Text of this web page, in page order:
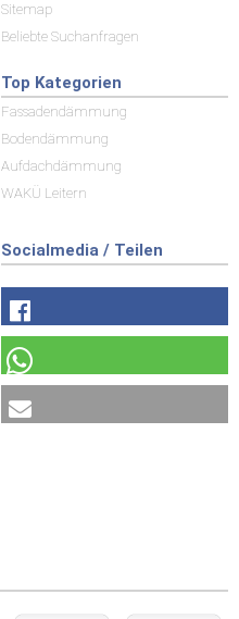
Sitemap
Beliebte Suchanfragen
Top Kategorien
Fassadendämmung
Bodendämmung
Aufdachdämmung
WAKÜ Leitern
Socialmedia / Teilen